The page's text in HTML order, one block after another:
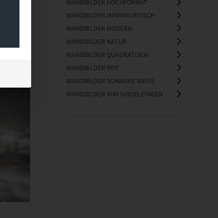
WANDBILDER HOCHFORMAT
WANDBILDER MINIMALISTISCH
WANDBILDER MODERN
WANDBILDER NATUR
WANDBILDER QUADRATISCH
WANDBILDER ROT
WANDBILDER SCHWARZ WEISS
WANDBILDER VON SINDELFINGEN